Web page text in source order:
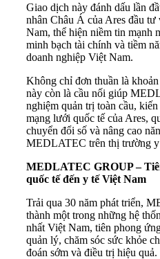
Giao dịch này đánh dấu lần
nhân Châu Á của Ares đầu
Nam, thể hiện niềm tin mạnh
minh bạch tài chính và tiềm
doanh nghiệp Việt Nam.
Không chỉ đơn thuần là
này còn là cầu nối giúp
nghiệm quản trị toàn cầu,
mạng lưới quốc tế của Ares,
chuyển đổi số và nâng cao
MEDLATEC trên thị trường
MEDLATEC GROUP –
quốc tế đến y tế Việt Nam
Trải qua 30 năm phát triển,
thành một trong những hệ
nhất Việt Nam, tiên phong
quản lý, chăm sóc sức khỏe
đoán sớm và điều trị hiệu quả.